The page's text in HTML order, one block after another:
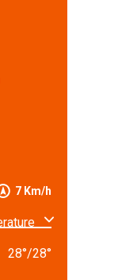
7 Km/h
28°/28°